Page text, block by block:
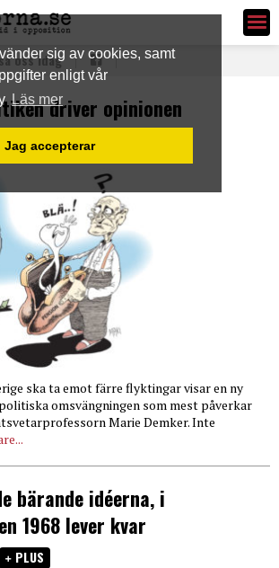
sig av cookies, samt
enligt vår
Läs mer
Jag accepterar
Ledarsidorna.se
oss idag
driver opinionen
PLUS
ska ta emot färre flyktingar visar en ny
omsvängningen som mest påverkar
Marie Demker. Inte
bärande idéerna, i
1968 lever kvar
PLUS